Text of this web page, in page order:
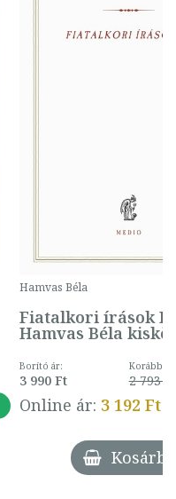
Hamvas Béla
Fiatalkori írások
Hamvas Béla
Borító ár:
3 990 Ft
Korábbi
2 793 Ft
Online ár: 3 192 Ft
Kosárba